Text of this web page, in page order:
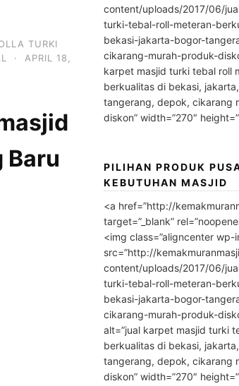
TURKI
·
APRIL 18,
Baru
content/uploads/2017/06/
turki-tebal-roll-meteran-
bekasi-jakarta-bogor-
cikarang-murah-produk-
karpet masjid turki tebal roll
berkualitas di bekasi,
tangerang, depok, cikarang
diskon” width=”270″
PILIHAN PRODUK
KEBUTUHAN MASJID
<a href=”http://
target=”_blank”
<img class=”aligncenter wp-
src=”http://
content/uploads/2017/06/
turki-tebal-roll-meteran-
bekasi-jakarta-bogor-
cikarang-murah-produk-
alt=”jual karpet masjid turki
berkualitas di bekasi,
tangerang, depok, cikarang
diskon” width=”270″